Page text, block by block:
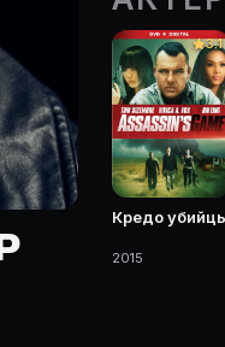
Movie Planner.
— фильмы,
3.1
Кредо
2015